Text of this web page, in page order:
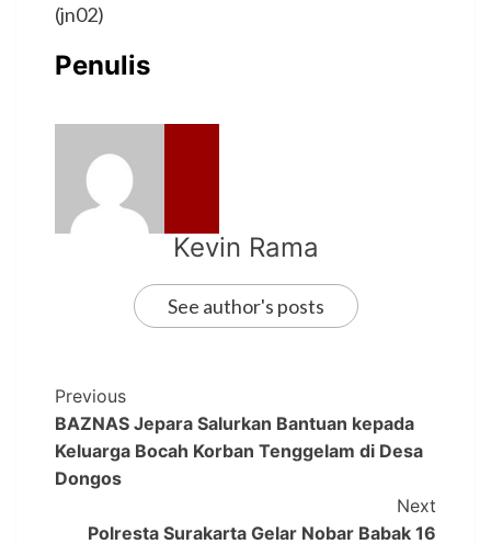
(jn02)
Penulis
Kevin Rama
See author's posts
Previous
BAZNAS Jepara Salurkan Bantuan kepada
Keluarga Bocah Korban Tenggelam di Desa
Dongos
Next
Polresta Surakarta Gelar Nobar Babak 16